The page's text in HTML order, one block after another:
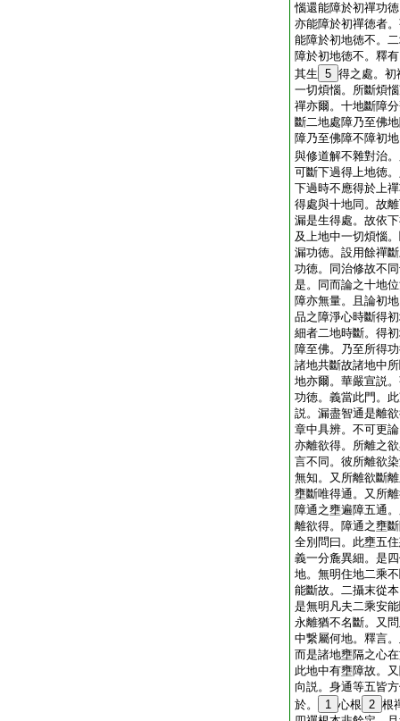
惱還能障於初禪功
亦能障於初禪徳者
能障於初地徳不。
障於初地徳不。釋
其生 5 得之處。初
一切煩惱。所斷煩
禪亦爾。十地斷障
斷二地處障乃至佛
障乃至佛障不障初
與修道解不雜對治
可斷下過得上地徳
下過時不應得於上
得處與十地同。故
漏是生得處。故依
及上地中一切煩惱
漏功徳。設用餘禪
功徳。同治修故不
是。同而論之十地
障亦無量。且論初
品之障淨心時斷得
細者二地時斷。得
障至佛。乃至所得
諸地共斷故諸地中
地亦爾。華嚴宣説
功徳。義當此門。
説。漏盡智通是離
章中具辨。不可更
亦離欲得。所離之
言不同。彼所離欲
無知。又所離欲斷
壅斷唯得通。又所
障通之壅遍障五通
離欲得。障通之壅
全別問曰。此壅五
義一分麁異細。是
地。無明住地二乘
能斷故。二攝末從
是無明凡夫二乘安
永離猶不名斷。又
中繋屬何地。釋言
而是諸地壅隔之心
此地中有壅障故。
向説。身通等五皆
於。
1 心根 2 根